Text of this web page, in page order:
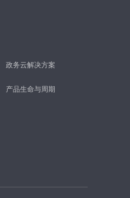
政务云解决方案
产品生命与周期